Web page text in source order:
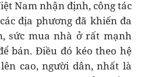
Nam nhận định, công tác
địa phương đã khiến đa
sức mua nhà ở rất mạnh
bán. Điều đó kéo theo hệ
cao, người dân, nhất là